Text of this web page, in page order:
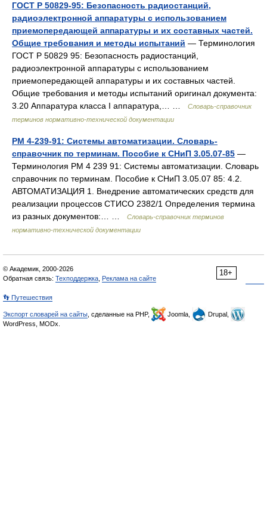
ГОСТ Р 50829-95: Безопасность радиостанций,
радиоэлектронной аппаратуры с использованием
приемопередающей аппаратуры и их составных частей.
Общие требования и методы испытаний — Терминология
ГОСТ Р 50829 95: Безопасность радиостанций,
радиоэлектронной аппаратуры с использованием
приемопередающей аппаратуры и их составных частей.
Общие требования и методы испытаний оригинал документа:
3.20 Аппаратура класса I аппаратура,… …
Словарь-справочник
терминов нормативно-технической документации
РМ 4-239-91: Системы автоматизации. Словарь-
справочник по терминам. Пособие к СНиП 3.05.07-85 —
Терминология РМ 4 239 91: Системы автоматизации. Словарь
справочник по терминам. Пособие к СНиП 3.05.07 85: 4.2.
АВТОМАТИЗАЦИЯ 1. Внедрение автоматических средств для
реализации процессов СТИСО 2382/1 Определения термина
из разных документов:… …
Словарь-справочник терминов
нормативно-технической документации
18+
© Академик, 2000-2026
Обратная связь: Техподдержка Реклама на сайте
👣 Путешествия
Экспорт словарей на сайты , сделанные на PHP, Joomla,
Drupal,
WordPress, MODx.